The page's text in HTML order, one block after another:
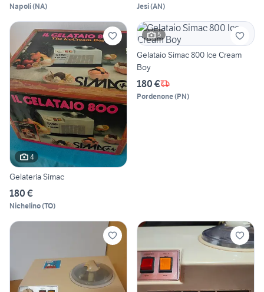
Napoli(NA) Jesi(AN)
4
Gelateria Simac
180 €
Nichelino(TO)
5
Gelataio Simac 800 Ice Cream
Boy
180 €
Pordenone(PN)